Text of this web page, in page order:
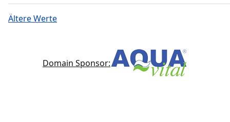
Ältere Werte
Domain Sponsor: